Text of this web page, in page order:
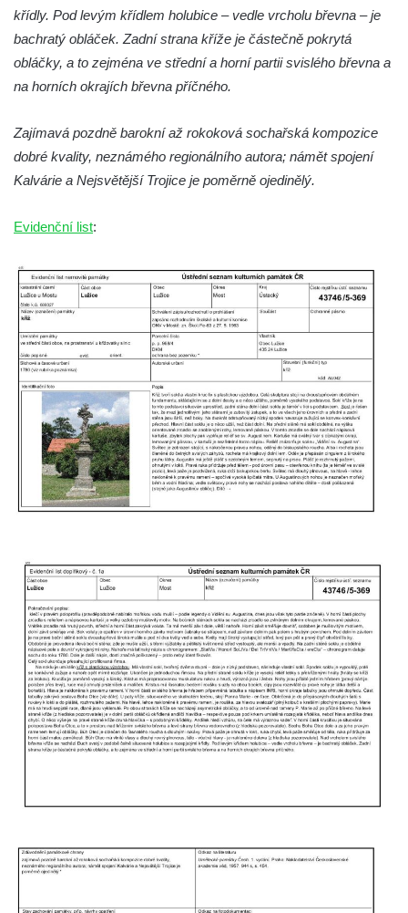
Mikulášovicích
Hampelův kříž u bývalých kasáren v
Mikulášovicích
Marchnerův (Zelený) kříž naproti domu čp.
Schneiderův kříž před domem čp. 55 v
Mikulášovicích
Kříž na Kostelní stezce v Mikulášovicích
Maazův kříž na Kostelní stezce v
Boží muka na Kostelní stezce v
Mikulášovicích
Franzeho kříž u domu čp. 356 v
Mikulášovicích
Hammerberský kříž na křižovatce mezi
domy čp. 739 a 758 v Mikulášovicích
Kříž Johannese Herlta poblíž domu čp. 428
v Mikulášovicích
Drascheho kříž na zahradě domu čp. 915 v
Mikulášovicích
v Mikulášovicích
Kříž před kostelem svatých Petra a Pavla v
Růžové
Centrální kříž na starém hřbitově ve
Vilémově
Centrální kříž na novém hřbitově ve
Vilémově
Kříž u severní zdi kostela Nalezení svatého
křídly. Pod levým křídlem holubice – vedle vrcholu břevna – je
bachratý obláček. Zadní strana kříže je částečně pokrytá
obláčky, a to zejména ve střední a horní partii svislého břevna a
na horních okrajích břevna příčného.
Zajímavá pozdně barokní až rokoková sochařská kompozice
dobré kvality, neznámého regionálního autora; námět spojení
Kalvárie a Nejsvětější Trojice je poměrně ojedinělý.
Evidenční list: